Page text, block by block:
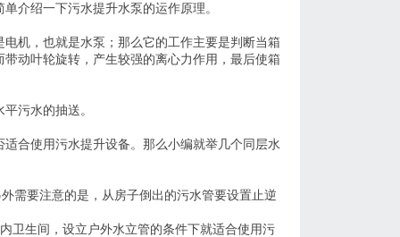
介绍一下污水提升水泵的运作原理。
机，也就是水泵；那么它的工作主要是判断当箱
动叶轮旋转，产生较强的离心力作用，最后使箱
污水的抽送。
合使用污水提升设备。那么小编就举几个同层水
需要注意的是，从房子倒出的污水管要设置止逆
卫生间，设立户外水立管的条件下就适合使用污